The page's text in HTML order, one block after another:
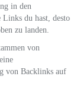
in den
Links du hast, desto
zu landen.
von
von Backlinks auf